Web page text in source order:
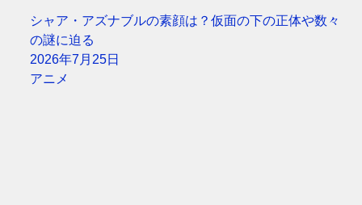
シャア・アズナブルの素顔は？仮面の下の正体や数々
の謎に迫る
2026年7月25日
アニメ